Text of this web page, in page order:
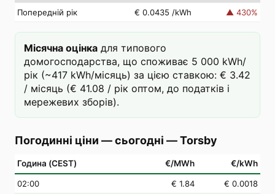
Попередній рік
€ 0.0435 /kWh ▲ 430%
Місячна оцінка для типового
домогосподарства, що споживає 5 000 kWh/
рік (~417 kWh/місяць) за цією ставкою: € 3.42
/ місяць (€ 41.08 / рік оптом, до податків і
мережевих зборів).
Погодинні ціни — сьогодні —Torsby
Година (CEST) €/MWh €/kWh
02:00 € 1.84
€ 0.0018